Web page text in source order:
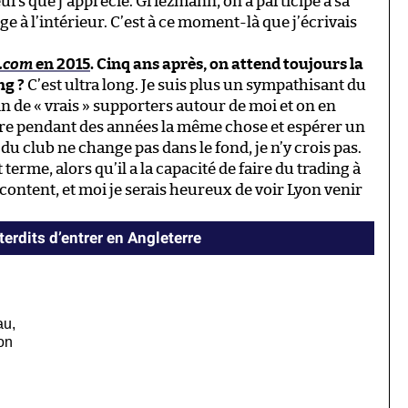
à l’intérieur. C’est à ce moment-là que j’écrivais
en 2015. Cinq ans après, on attend toujours la
? C’est ultra long. Je suis plus un sympathisant du
de « vrais » supporters autour de moi et on en
pendant des années la même chose et espérer un
club ne change pas dans le fond, je n’y crois pas.
alors qu’il a la capacité de faire du trading à
et moi je serais heureux de voir Lyon venir
d’entrer en Angleterre